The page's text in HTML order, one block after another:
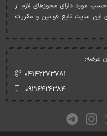
مورد دارای مجوزهای لازم از
سايت تابع قوانين و مقررات
عرضه:
۰۴۱۴۲۲۷۳۷۸۱
۰۹۲۱۶۴۲۶۳۸۴